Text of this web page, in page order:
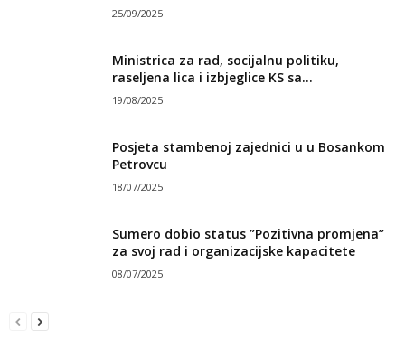
25/09/2025
Ministrica za rad, socijalnu politiku,
raseljena lica i izbjeglice KS sa...
19/08/2025
Posjeta stambenoj zajednici u u Bosankom
Petrovcu
18/07/2025
Sumero dobio status ”Pozitivna promjena”
za svoj rad i organizacijske kapacitete
08/07/2025